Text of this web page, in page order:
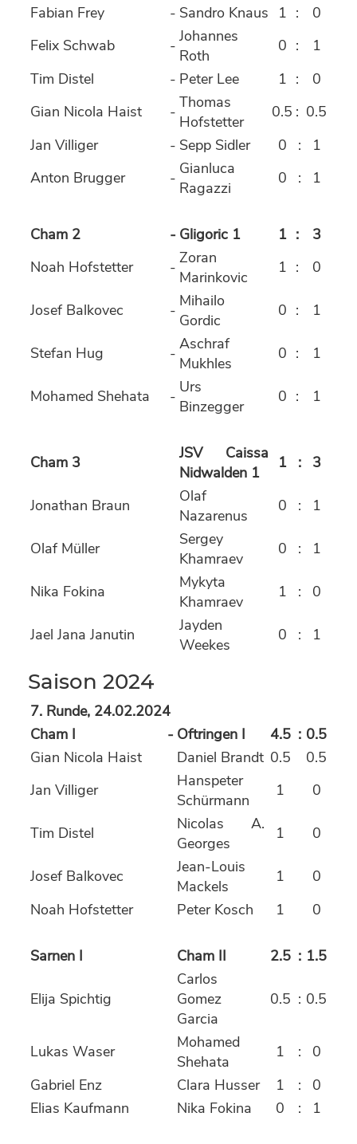
Fabian Frey
- Sandro Knaus 1 :
0
Felix Schwab
- Johannes
Roth
0 :
1
Tim Distel
- Peter Lee 1 :
0
Gian Nicola Haist
- Thomas
Hofstetter
0.5 : 0.5
Jan Villiger
- Sepp Sidler 0 :
1
Anton Brugger
- Gianluca
Ragazzi
0 : 1
Cham 2 - Gligoric 1 1 :
3
Noah Hofstetter
- Zoran
Marinkovic
1 : 0
Josef Balkovec - Mihailo
Gordic
0 : 1
Stefan Hug - Aschraf
Mukhles
0 : 1
Mohamed Shehata - Urs
Binzegger
0 : 1
Cham 3
JSV Caissa
Nidwalden 1
1 : 3
Jonathan Braun
Olaf
Nazarenus
0 : 1
Olaf Müller
Sergey
Khamraev
0 : 1
Nika Fokina
Mykyta
Khamraev
1 : 0
Jael Jana Janutin
Jayden
Weekes
0 : 1
Saison 2024
7. Runde, 24.02.2024
Cham I
- Oftringen I 4.5 : 0.5
Gian Nicola Haist
Daniel Brandt 0.5
0.5
Jan Villiger
Hanspeter
Schürmann
1 0
Tim Distel
Nicolas A.
Georges
1 0
Josef Balkovec
Jean-Louis
Mackels
1
0
Noah Hofstetter
Peter Kosch 1 0
Sarnen I Cham II 2.5 : 1.5
Elija Spichtig
Carlos
Gomez
Garcia
0.5 : 0.5
Lukas Waser
Mohamed
Shehata
1 :
0
Gabriel Enz
Clara Husser 1 :
0
Elias Kaufmann
Nika Fokina 0 : 1